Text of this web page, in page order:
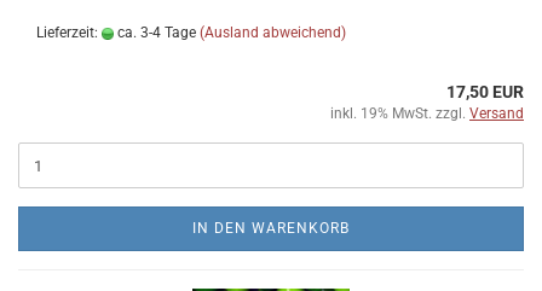
Lieferzeit: ca. 3-4 Tage (Ausland abweichend)
17,50 EUR
inkl. 19% MwSt. zzgl. Versand
IN DEN WARENKORB